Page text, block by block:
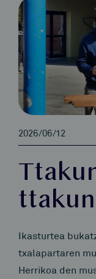
2026/06/12
Ikasturtea
txalapartaren
Herrikoa den